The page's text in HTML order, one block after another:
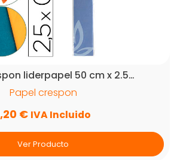
liderpapel 50 cm x 2.5…
Papel crespon
€ IVA Incluido
Ver Producto